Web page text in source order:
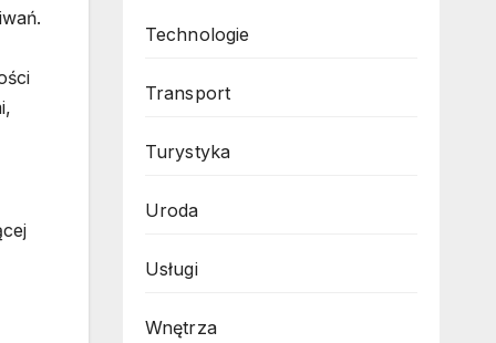
Technologie
Transport
Turystyka
Uroda
Usługi
Wnętrza